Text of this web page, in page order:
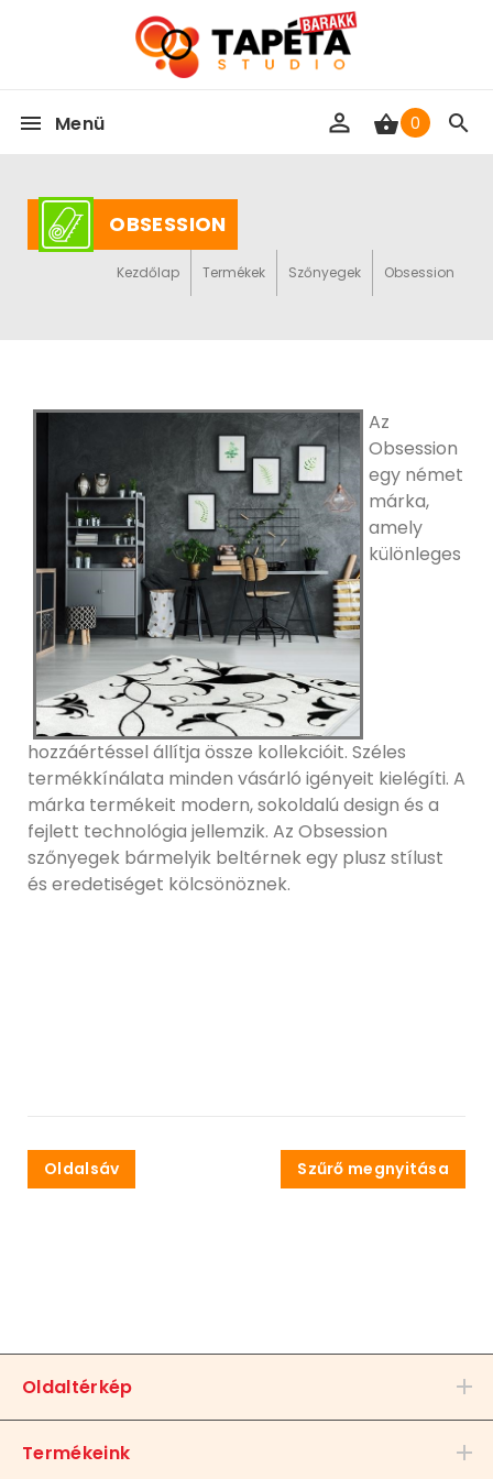
Menü 0
OBSESSION
Kezdőlap Termékek Szőnyegek Obsession
Az
Obsession
egy német
márka,
amely
különleges
hozzáértéssel állítja össze kollekcióit. Széles
termékkínálata minden vásárló igényeit kielégíti. A
márka termékeit modern, sokoldalú design és a
fejlett technológia jellemzik. Az Obsession
szőnyegek bármelyik beltérnek egy plusz stílust
és eredetiséget kölcsönöznek.
Oldalsáv Szűrő megnyitása
Oldaltérkép
Termékeink